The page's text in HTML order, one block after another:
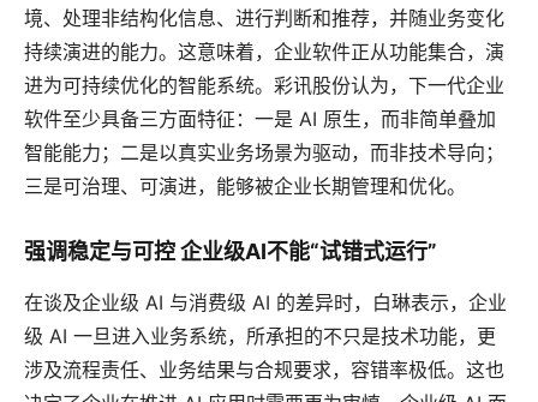
境、处理非结构化信息、进行判断和推荐，并随业务变化
持续演进的能力。这意味着，企业软件正从功能集合，演
进为可持续优化的智能系统。彩讯股份认为，下一代企业
软件至少具备三方面特征：一是 AI 原生，而非简单叠加
智能能力；二是以真实业务场景为驱动，而非技术导向；
三是可治理、可演进，能够被企业长期管理和优化。
强调稳定与可控 企业级AI不能“试错式运行”
在谈及企业级 AI 与消费级 AI 的差异时，白琳表示，企业
级 AI 一旦进入业务系统，所承担的不只是技术功能，更
涉及流程责任、业务结果与合规要求，容错率极低。这也